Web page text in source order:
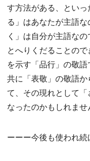
す方法がある、とい
る」はあなたが主語
く」は自分が主語な
とへりくだることの
を示す「品行」の敬
共に「表敬」の敬語
て、その現れとして
なったのかもしれませ
ーーー今後も使われ続